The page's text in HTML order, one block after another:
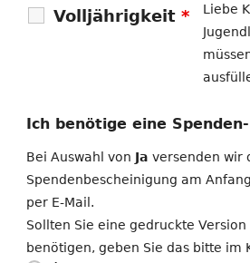
Volljährigkeit *
Liebe
Ich benötige eine
Bei Auswahl von Ja versenden wir
Spendenbescheinigung am
per E-Mail.
Sollten Sie eine gedruckte Version
benötigen, geben Sie das bitte im